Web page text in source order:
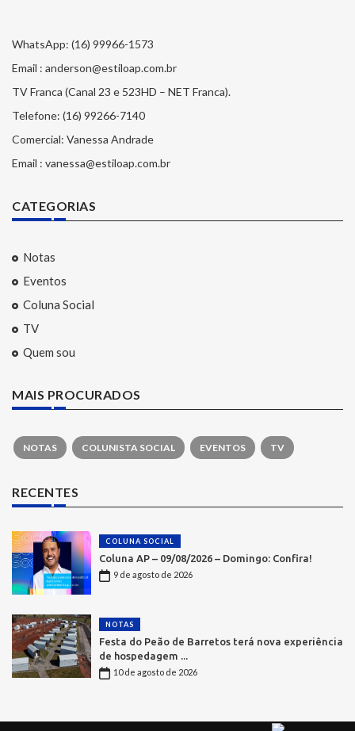
WhatsApp: (16) 99966-1573
Email : anderson@estiloap.com.br
TV Franca (Canal 23 e 523HD – NET Franca).
Telefone: (16) 99266-7140
Comercial: Vanessa Andrade
Email : vanessa@estiloap.com.br
CATEGORIAS
Notas
Eventos
Coluna Social
TV
Quem sou
MAIS PROCURADOS
NOTAS COLUNISTA SOCIAL EVENTOS TV
RECENTES
COLUNA SOCIAL
Coluna AP – 09/08/2026 – Domingo: Confira!
9 de agosto de 2026
NOTAS
Festa do Peão de Barretos terá nova experiência
de hospedagem ...
10 de agosto de 2026